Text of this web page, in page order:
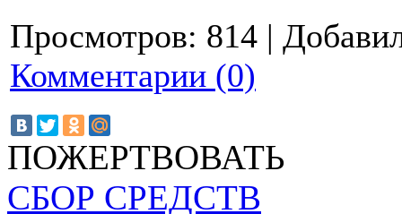
Просмотров: 814 |
Комментарии (0)
ПОЖЕРТВОВАТЬ
СБОР СРЕДСТВ